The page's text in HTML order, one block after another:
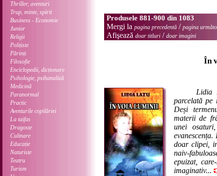
Thriller, aventuri
Trup, minte, spirit
Business - Economie
Junior
Religii
Polițiste
Părinți
Filosofie
Enciclopedii, dicționare
Psihologie, psihanaliză
Medicină
Paranormal
Practic
Aventurile copilăriei
La taifas
Dragoste
Culinare
Educație
Naturiste
Teatru
Turism
Produsele 881-900 din 1083
Mergi la pagina precedentă / pagina
Afişează doar titluri / doar imagini
În
Lidia
parcelată pe
Deși
materii de
unei
doar clipei,
naiv-
epuizat,
imaginativ...